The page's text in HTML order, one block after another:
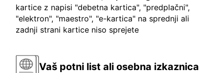
kartice z napisi "debetna kartica", "predplačni",
"elektron", "maestro", "e-kartica" na sprednji ali
zadnji strani kartice niso sprejete
Vaš potni list ali osebna izkaznica